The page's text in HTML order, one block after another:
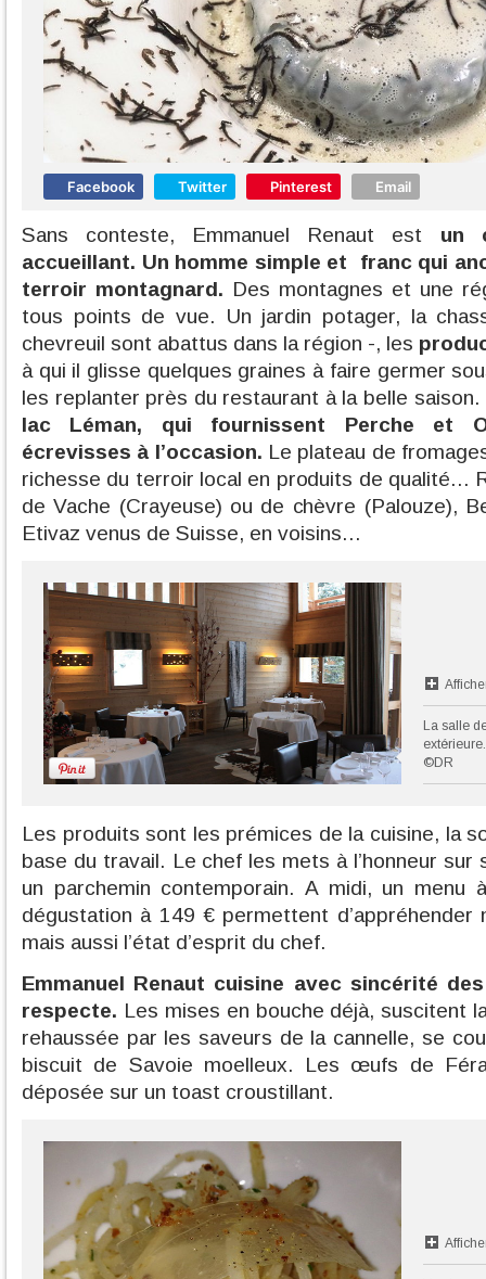
Facebook Twitter Pinterest Email
Sans conteste, Emmanuel Renaut est un
accueillant. Un homme simple et franc qui
terroir montagnard. Des montagnes et une
tous points de vue. Un jardin potager, la
chevreuil sont abattus dans la région -, les
à qui il glisse quelques graines à faire germer
les replanter près du restaurant à la belle saison.
lac Léman, qui fournissent Perche et
écrevisses à l’occasion. Le plateau de
richesse du terroir local en produits de qualité...
de Vache (Crayeuse) ou de chèvre (Palouze),
Etivaz venus de Suisse, en voisins...
La salle
extérieure.
©DR
Les produits sont les prémices de la cuisine, la
base du travail. Le chef les mets à l’honneur
un parchemin contemporain. A midi, un
dégustation à 149 € permettent d’appréhender
mais aussi l’état d’esprit du chef.
Emmanuel Renaut cuisine avec sincérité
respecte. Les mises en bouche déjà, suscitent
rehaussée par les saveurs de la cannelle, se
biscuit de Savoie moelleux. Les œufs de
déposée sur un toast croustillant.